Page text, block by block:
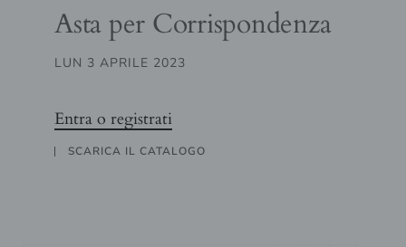
Asta per Corrispondenza
LUN 3 APRILE 2023
Entra o registrati
SCARICA IL CATALOGO